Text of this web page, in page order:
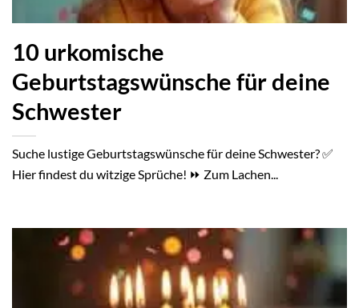
10 urkomische
Geburtstagswünsche für deine
Schwester
Suche lustige Geburtstagswünsche für deine Schwester? ✅
Hier findest du witzige Sprüche! ⏩ Zum Lachen...